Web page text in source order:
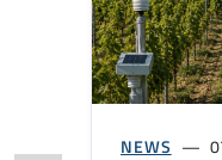
NEWS